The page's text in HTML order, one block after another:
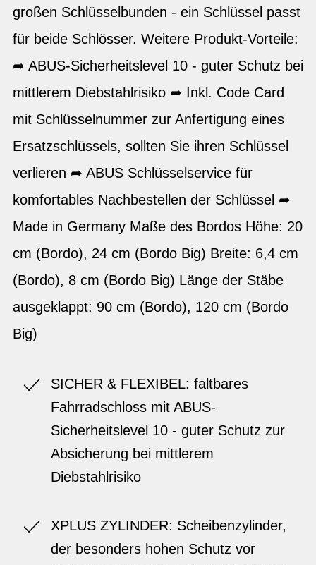
großen Schlüsselbunden - ein Schlüssel passt
für beide Schlösser. Weitere Produkt-Vorteile:
➦ ABUS-Sicherheitslevel 10 - guter Schutz bei
mittlerem Diebstahlrisiko ➦ Inkl. Code Card
mit Schlüsselnummer ​zur Anfertigung eines
Ersatzschlüssels, sollten Sie ihren Schlüssel
verlieren ➦ ABUS Schlüsselservice für
komfortables Nachbestellen der Schlüssel ➦
Made in Germany Maße des Bordos Höhe: 20
cm (Bordo), 24 cm (Bordo Big) Breite: 6,4 cm
(Bordo), 8 cm (Bordo Big) Länge der Stäbe
ausgeklappt: 90 cm (Bordo), 120 cm (Bordo
Big)
SICHER & FLEXIBEL: faltbares
Fahrradschloss mit ABUS-
Sicherheitslevel 10 - guter Schutz zur
Absicherung bei mittlerem
Diebstahlrisiko
XPLUS ZYLINDER: Scheibenzylinder,
der besonders hohen Schutz vor